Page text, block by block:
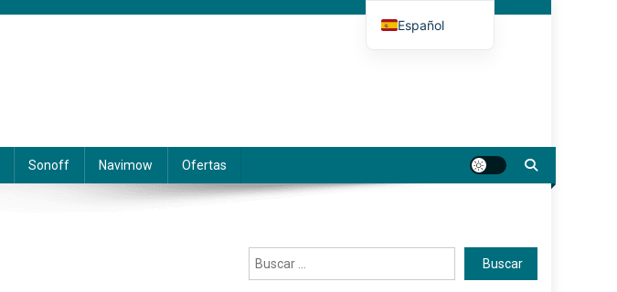
Sonoff Navimow Ofertas
Buscar Buscar
Español
Italiano